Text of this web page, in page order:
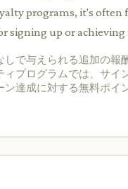
programs, it's often
signing up or
しで与えられる追加の報
ィプログラムでは、サイ
ン達成に対する無料ポイ